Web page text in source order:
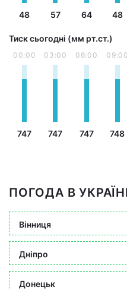
48 57 64 48
Тиск сьогодні (мм рт.ст.)
00:00
747
03:00
747
06:00
747
09:00
748
ПОГОДА В УКРАЇНІ
Вінниця
Дніпро
Донецьк